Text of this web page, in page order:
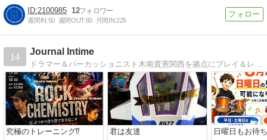
2100985 12
週間IN:50 週間OUT:60 月間IN:225
14
Journal Intime
究極のトレーニング⁉︎ 君は友達 日曜日もお待